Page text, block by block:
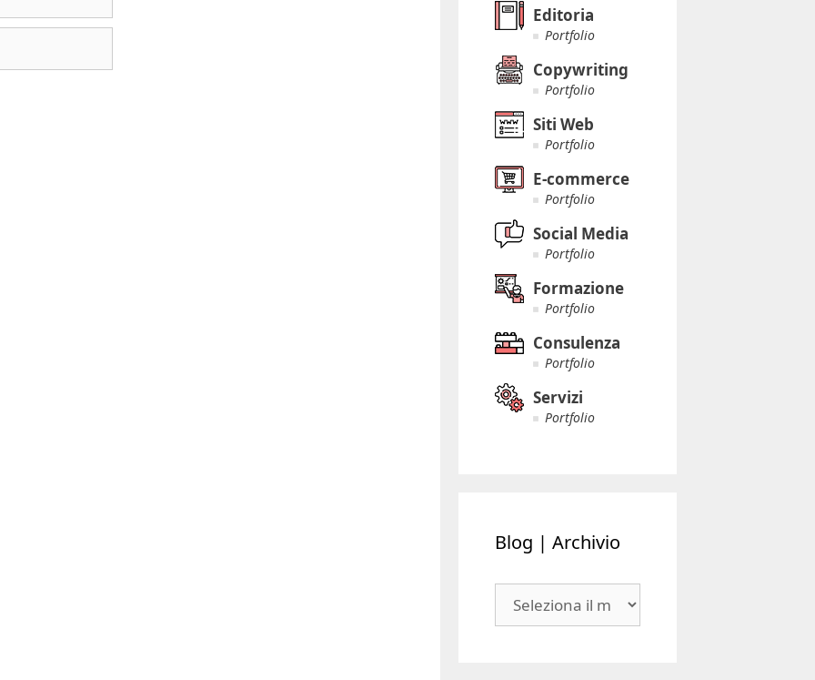
Editoria
Portfolio
Copywriting
Portfolio
Siti Web
Portfolio
E-commerce
Portfolio
Social Media
Portfolio
Formazione
Portfolio
Consulenza
Portfolio
Servizi
Portfolio
Blog | Archivio